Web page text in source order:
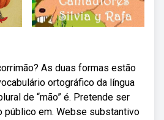
As duas formas estão
ortográfico da língua
de “mão” é. Pretende ser
público em. Webse substantivo